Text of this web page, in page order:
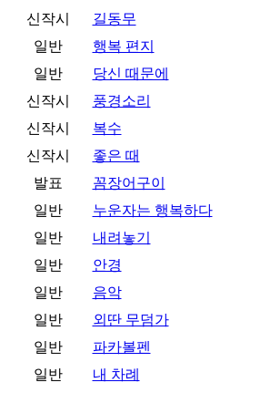
신작시
길동무
일반
행복 편지
일반
당신 때문에
신작시
풍경소리
신작시
복수
신작시
좋은 때
발표
꼼장어구이
일반
누운자는 행복하다
일반
내려놓기
일반
안경
일반
음악
일반
외딴 무덤가
일반
파카볼펜
일반
내 차례